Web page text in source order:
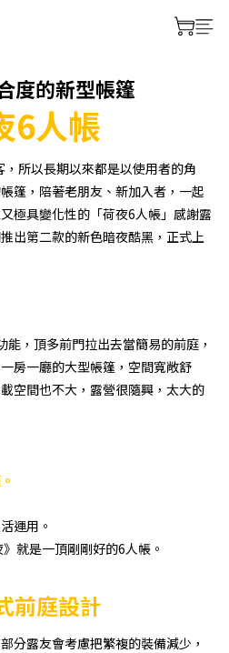
度的新型帳篷
6人帳
所以長期以來都是以使用者的角
篷，陪著老朋友、新加入者，一起
極具變化性的「荷夜6人帳」感謝露
出第二款的新色暗夜酷黑，正式上
，頂多前門拉出去當簡易的前庭，
房一廳的大型帳篷，空間寬敞舒
空間也不大，露營很隨興，太大的
運用。
就是一頂剛剛好的6人帳。
前庭設計
分露友會考慮把繁複的裝備減少，